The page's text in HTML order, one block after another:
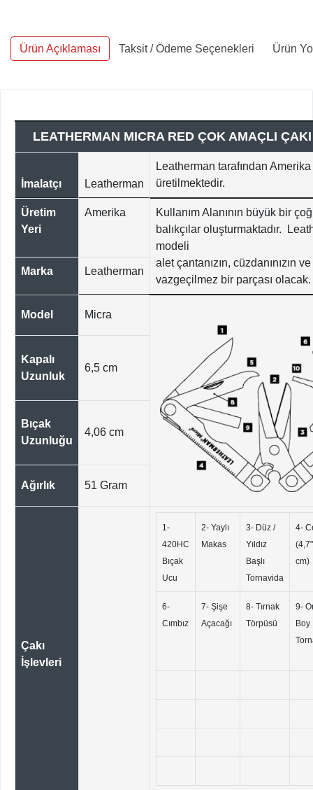
Ürün Açıklaması Taksit / Ödeme Seçenekleri Ürün
LEATHERMAN MICRA RED ÇOK AMAÇLI
İmalatçı Leatherman
Leatherman tarafından
üretilmektedir.
Üretim
Yeri
Amerika
Kullanım Alanının büyük bir
balıkçılar oluşturmaktadır.
modeli
alet çantanızın, cüzdanınızın ve
vazgeçilmez bir parçası olacak.
Marka Leatherman
Model Micra
Kapalı
Uzunluk
6,5 cm
Bıçak
Uzunluğu
4,06 cm
Ağırlık 51 Gram
Çakı
İşlevleri
1-
420HC
Bıçak
Ucu
2- Yaylı
Makas
3- Düz /
Yıldız
Başlı
Tornavida
4-
cm)
6-
Cımbız
7- Şişe
Açacağı
8- Tırnak
Törpüsü
9-
Boy